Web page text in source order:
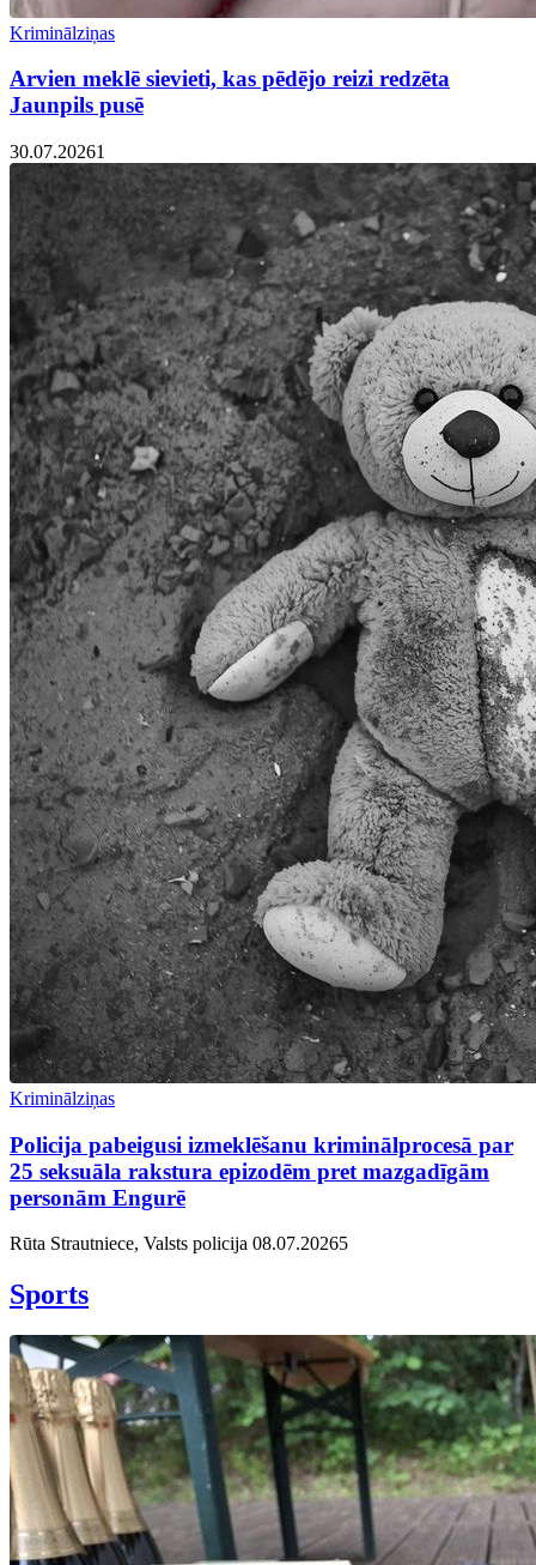
Kriminālziņas
Arvien meklē sievieti, kas pēdējo reizi redzēta
Jaunpils pusē
30.07.20261
Kriminālziņas
Policija pabeigusi izmeklēšanu kriminālprocesā par
25 seksuāla rakstura epizodēm pret mazgadīgām
personām Engurē
Rūta Strautniece, Valsts policija 08.07.20265
Sports